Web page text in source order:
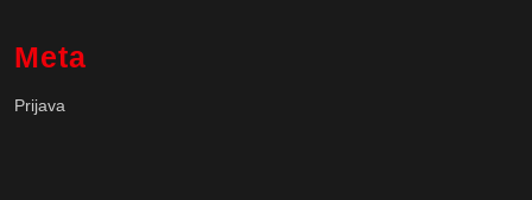
Meta
Prijava